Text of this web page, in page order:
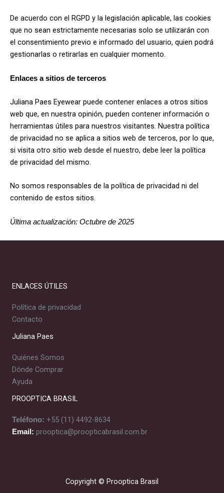
De acuerdo con el RGPD y la legislación aplicable, las cookies
que no sean estrictamente necesarias solo se utilizarán con
el consentimiento previo e informado del usuario, quien podrá
gestionarlas o retirarlas en cualquier momento.
Enlaces a sitios de terceros
Juliana Paes Eyewear puede contener enlaces a otros sitios
web que, en nuestra opinión, pueden contener información o
herramientas útiles para nuestros visitantes. Nuestra política
de privacidad no se aplica a sitios web de terceros, por lo que,
si visita otro sitio web desde el nuestro, debe leer la política
de privacidad del mismo.
No somos responsables de la política de privacidad ni del
contenido de estos sitios.
Última actualización: Octubre de 2025
ENLACES ÚTILES
Política de privacidad
Contacto
Juliana Paes
Quiénes Somos
Dónde Comprar
Ayuda
PROOPTICA BRASIL
Teléfono: +55 (11) 4492-8634
Email: prooptica@proopticabrasil.com.br
Copyright © Prooptica Brasil